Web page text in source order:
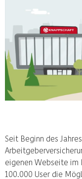
Seit Beginn des
eigenen Webseite im
100.000 User die